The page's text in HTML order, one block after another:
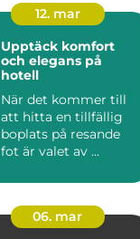
12. mar
Upptäck komfort
och elegans på
hotell
När det kommer till
att hitta en tillfällig
boplats på resande
fot är valet av ...
06. mar